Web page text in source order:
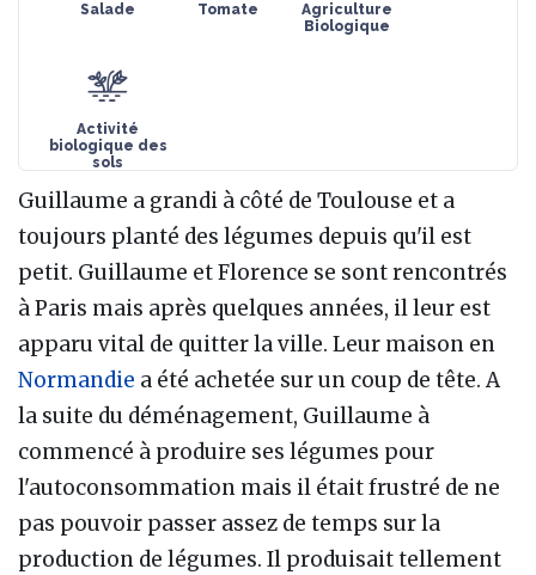
Salade Tomate
Agriculture
Biologique
Activité
biologique des
sols
Guillaume a grandi à côté de Toulouse et a
toujours planté des légumes depuis qu'il est
petit. Guillaume et Florence se sont rencontrés
à Paris mais après quelques années, il leur est
apparu vital de quitter la ville. Leur maison en
Normandie a été achetée sur un coup de tête. A
la suite du déménagement, Guillaume à
commencé à produire ses légumes pour
l'autoconsommation mais il était frustré de ne
pas pouvoir passer assez de temps sur la
production de légumes. Il produisait tellement